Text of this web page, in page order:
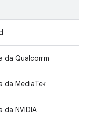
da Qualcomm
da MediaTek
da NVIDIA